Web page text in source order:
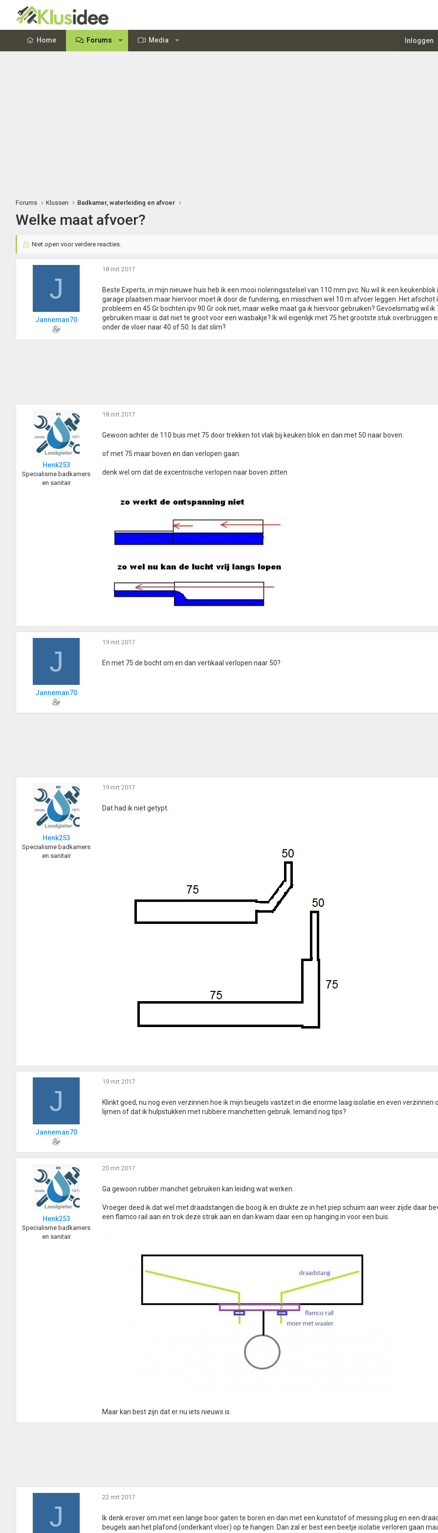
Home Forums Media Inloggen
Forums Klussen Badkamer, waterleiding en afvoer
Welke maat afvoer?
Niet open voor verdere reacties.
J
Janneman70
18 mrt 2017
Beste Experts, in mijn nieuwe huis heb ik een mooi rioleringsstelsel van 110 mm pvc. Nu wil ik een keukenblok
garage plaatsen maar hiervoor moet ik door de fundering, en misschien wel 10 m afvoer leggen. Het afschot
probleem en 45 Gr bochten ipv 90 Gr ook niet, maar welke maat ga ik hiervoor gebruiken? Gevoelsmatig wil ik
gebruiken maar is dat niet te groot voor een wasbakje? Ik wil eigenlijk met 75 het grootste stuk overbruggen
onder de vloer naar 40 of 50. Is dat slim?
Henk253
Specialisme badkamers
en sanitair
18 mrt 2017
Gewoon achter de 110 buis met 75 door trekken tot vlak bij keuken blok en dan met 50 naar boven.
of met 75 maar boven en dan verlopen gaan.
denk wel om dat de excentrische verlopen naar boven zitten
J
Janneman70
19 mrt 2017
En met 75 de bocht om en dan vertikaal verlopen naar 50?
Henk253
Specialisme badkamers
en sanitair
19 mrt 2017
Dat had ik niet getypt.
J
Janneman70
19 mrt 2017
Klinkt goed, nu nog even verzinnen hoe ik mijn beugels vastzet in die enorme laag isolatie en even verzinnen
lijmen of dat ik hulpstukken met rubbere manchetten gebruik. Iemand nog tips?
Henk253
Specialisme badkamers
en sanitair
20 mrt 2017
Ga gewoon rubber manchet gebruiken kan leiding wat werken.
Vroeger deed ik dat wel met draadstangen die boog ik en drukte ze in het piep schuim aan weer zijde daar
een flamco rail aan en trok deze strak aan en dan kwam daar een op hanging in voor een buis.
Maar kan best zijn dat er nu iets nieuws is.
J
22 mrt 2017
Ik denk erover om met een lange boor gaten te boren en dan met een kunststof of messing plug en een
beugels aan het plafond (onderkant vloer) op te hangen. Dan zal er best een beetje isolatie verloren gaan